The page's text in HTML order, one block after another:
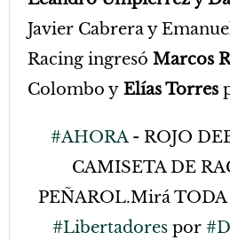
Javier Cabrera y
Racing ingresó Marcos
Colombo y Elías Torres
#AHORA- ROJO
CAMISETA DE
PEÑAROL.Mirá
#Libertadorespor